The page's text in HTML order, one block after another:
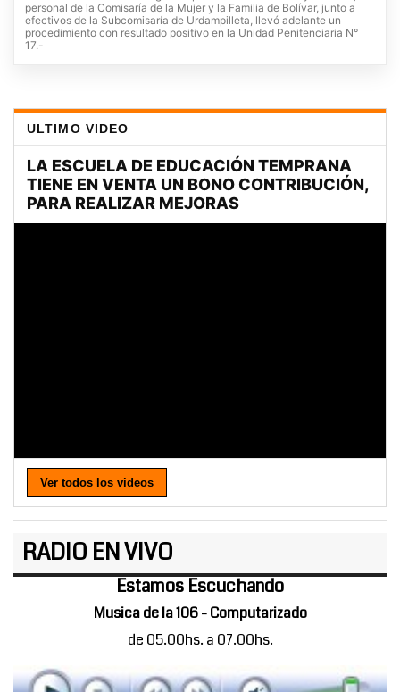
personal de la Comisaría de la Mujer y la Familia de Bolívar, junto a
efectivos de la Subcomisaría de Urdampilleta, llevó adelante un
procedimiento con resultado positivo en la Unidad Penitenciaria N°
17.-
ULTIMO VIDEO
Ver todos los videos
RADIO EN VIVO
Estamos Escuchando
Musica de la 106 - Computarizado
de 05.00hs. a 07.00hs.